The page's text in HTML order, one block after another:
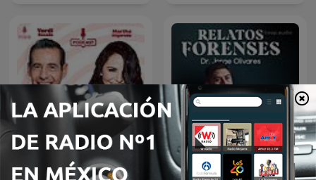
De Todo Un Mucho Relatos Forenses Podcast